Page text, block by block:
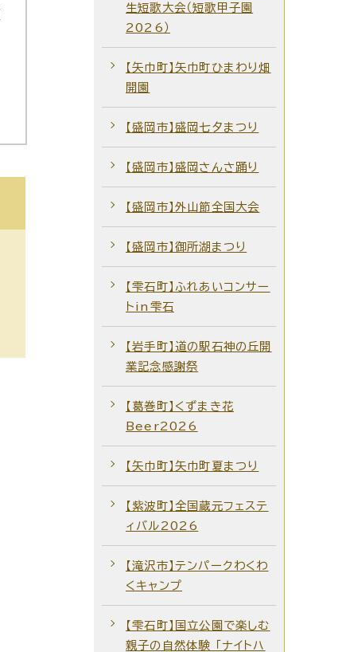
生短歌大会（短歌甲子園
2026）
【矢巾町】矢巾町ひまわり畑
開園
【盛岡市】盛岡七夕まつり
【盛岡市】盛岡さんさ踊り
【盛岡市】外山節全国大会
【盛岡市】御所湖まつり
【雫石町】ふれあいコンサー
トin雫石
【岩手町】道の駅石神の丘開
業記念感謝祭
【葛巻町】くずまき花
Beer2026
【矢巾町】矢巾町夏まつり
【紫波町】全国蔵元フェステ
ィバル2026
【滝沢市】テンパークわくわ
くキャンプ
【雫石町】国立公園で楽しむ
親子の自然体験 「ナイトハ